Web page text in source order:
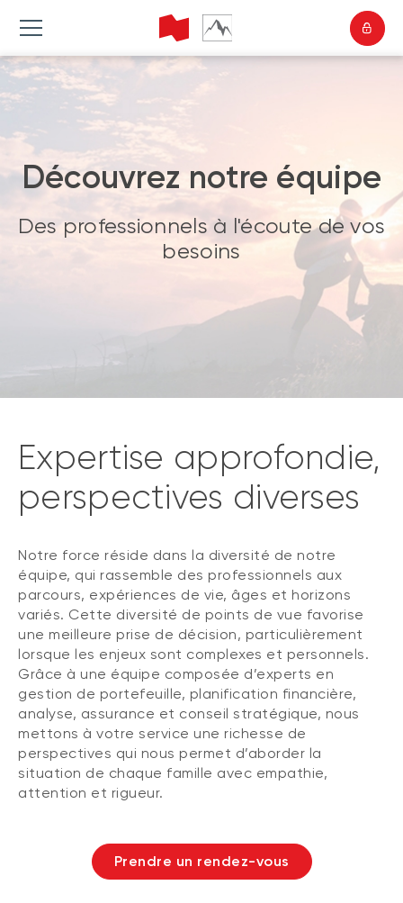
Découvrez notre équipe
Des professionnels à l'écoute de vos
besoins
Expertise approfondie,
perspectives diverses
Notre force réside dans la diversité de notre
équipe, qui rassemble des professionnels aux
parcours, expériences de vie, âges et horizons
variés. Cette diversité de points de vue favorise
une meilleure prise de décision, particulièrement
lorsque les enjeux sont complexes et personnels.
Grâce à une équipe composée d’experts en
gestion de portefeuille, planification financière,
analyse, assurance et conseil stratégique, nous
mettons à votre service une richesse de
perspectives qui nous permet d’aborder la
situation de chaque famille avec empathie,
attention et rigueur.
Prendre un rendez-vous